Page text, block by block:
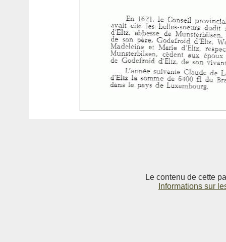
Le contenu de cette
Informations sur